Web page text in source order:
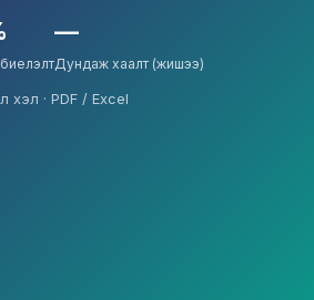
—
Дундаж хаалт (жишээ)
хэл · PDF / Excel